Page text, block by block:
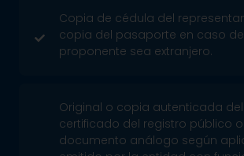
Copia de cédula del
copia del pasaporte en caso
proponente sea extranjero.
Original o copia autenticada del
certificado del registro público o
documento análogo según